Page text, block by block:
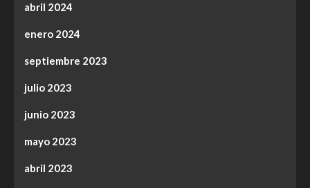
abril 2024
enero 2024
septiembre 2023
julio 2023
junio 2023
mayo 2023
abril 2023